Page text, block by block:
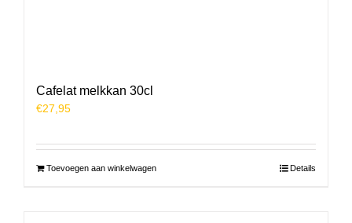
Cafelat melkkan 30cl
€27,95
Toevoegen aan winkelwagen Details